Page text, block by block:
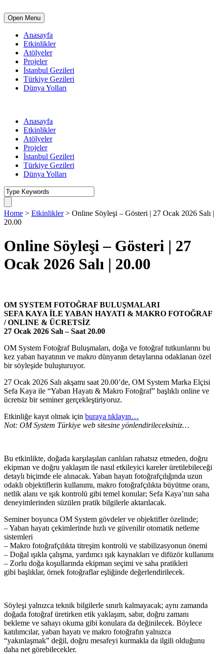
Open Menu
Anasayfa
Etkinlikler
Atölyeler
Projeler
İstanbul Gezileri
Türkiye Gezileri
Dünya Yolları
Anasayfa
Etkinlikler
Atölyeler
Projeler
İstanbul Gezileri
Türkiye Gezileri
Dünya Yolları
Home > Etkinlikler > Online Söyleşi – Gösteri | 27 Ocak 2026 Salı |
20.00
Online Söyleşi – Gösteri | 27
Ocak 2026 Salı | 20.00
OM SYSTEM FOTOĞRAF BULUŞMALARI
SEFA KAYA İLE YABAN HAYATI & MAKRO FOTOĞRAF
/ ONLINE & ÜCRETSİZ
27 Ocak 2026 Salı – Saat 20.00
OM System Fotoğraf Buluşmaları, doğa ve fotoğraf tutkunlarını bu
kez yaban hayatının ve makro dünyanın detaylarına odaklanan özel
bir söyleşide buluşturuyor.
27 Ocak 2026 Salı akşamı saat 20.00’de, OM System Marka Elçisi
Sefa Kaya ile “Yaban Hayatı & Makro Fotoğraf” başlıklı online ve
ücretsiz bir seminer gerçekleştiriyoruz.
Etkinliğe kayıt olmak için buraya tıklayın…
Not: OM System Türkiye web sitesine yönlendirileceksiniz…
Bu etkinlikte, doğada karşılaşılan canlıları rahatsız etmeden, doğru
ekipman ve doğru yaklaşım ile nasıl etkileyici kareler üretilebileceği
detaylı biçimde ele alınacak. Yaban hayatı fotoğrafçılığında uzun
odaklı objektiflerin kullanımı, makro fotoğrafçılıkta büyütme oranı,
netlik alanı ve ışık kontrolü gibi temel konular; Sefa Kaya’nın saha
deneyimlerinden süzülen pratik bilgilerle aktarılacak.
Seminer boyunca OM System gövdeler ve objektifler özelinde;
– Yaban hayatı çekimlerinde hızlı ve güvenilir otomatik netleme
sistemleri
– Makro fotoğrafçılıkta titreşim kontrolü ve stabilizasyonun önemi
– Doğal ışıkla çalışma, yardımcı ışık kaynakları ve difüzör kullanımı
– Zorlu doğa koşullarında ekipman seçimi ve saha pratikleri
gibi başlıklar, örnek fotoğraflar eşliğinde değerlendirilecek.
Söyleşi yalnızca teknik bilgilerle sınırlı kalmayacak; aynı zamanda
doğada fotoğraf üretirken etik yaklaşım, sabır, doğru zamanı
bekleme ve sahayı okuma gibi konulara da değinilecek. Böylece
katılımcılar, yaban hayatı ve makro fotoğrafın yalnızca
“yakınlaşmak” değil, doğru mesafeyi kurmakla da ilgili olduğunu
daha net görebilecekler.